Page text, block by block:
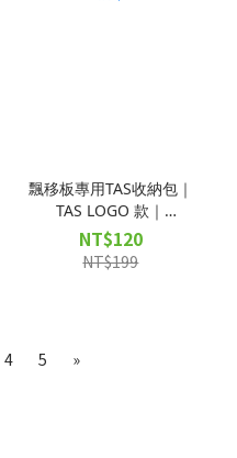
飄移板專用TAS收納包｜
TAS LOGO 款｜
D0203015
NT$120
NT$199
4 5 »